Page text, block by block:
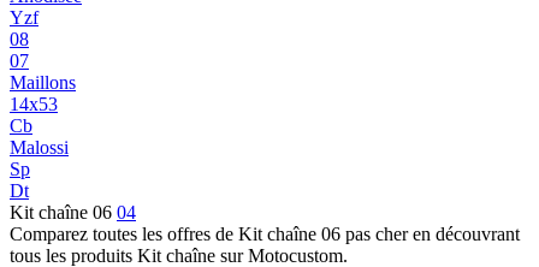
Yzf
08
07
Maillons
14x53
Cb
Malossi
Sp
Dt
Kit chaîne 06 04
Comparez toutes les offres de Kit chaîne 06 pas cher en découvrant
tous les produits Kit chaîne sur Motocustom.